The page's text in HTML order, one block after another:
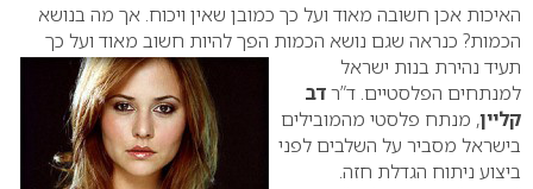
האיכות אכן חשובה מאוד ועל כך כמובן שאין ויכוח. אך מה בנושא
הכמות? כנראה שגם נושא הכמות הפך להיות חשוב מאוד ועל כך
תעיד נהירת בנות ישראל
למנתחים הפלסטיים. ד”רדב
קליין, מנתח פלסטי מהמובילים
בישראל מסביר על השלבים לפני
ביצוע ניתוח הגדלת חזה.